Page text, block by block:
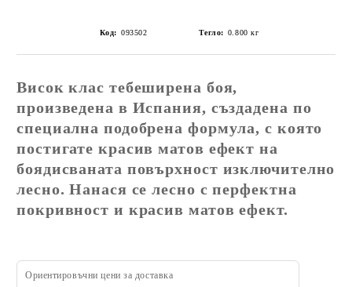
Код: 093502 Тегло: 0.800 кг
Висок клас тебеширена боя,
произведена в Испания, създадена по
специална подобрена формула, с която
постигате красив матов ефект на
боядисваната повърхност изключително
лесно. Нанася се лесно с перфектна
покривност и красив матов ефект.
Ориентировъчни цени за доставка